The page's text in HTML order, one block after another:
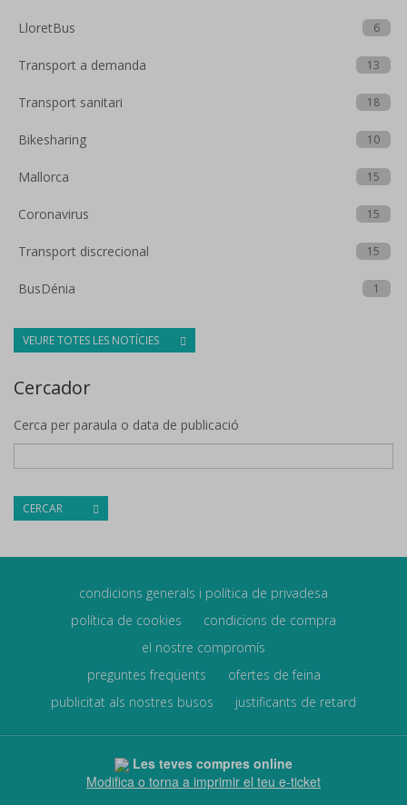
LloretBus 6
Transport a demanda 13
Transport sanitari 18
Bikesharing 10
Mallorca 15
Coronavirus 15
Transport discrecional 15
BusDénia 1
VEURE TOTES LES NOTÍCIES
Cercador
Cerca per paraula o data de publicació
CERCAR
condicions generals i política de privadesa
política de cookies
condicions de compra
el nostre compromís
preguntes freqüents
ofertes de feina
publicitat als nostres busos
justificants de retard
Les teves compres online
Modifica o torna a imprimir el teu e-ticket